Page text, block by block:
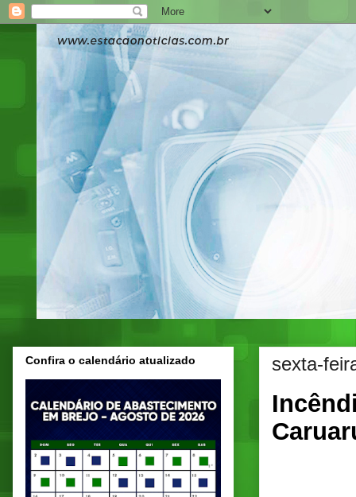
sexta-
Confira o calendário atualizado